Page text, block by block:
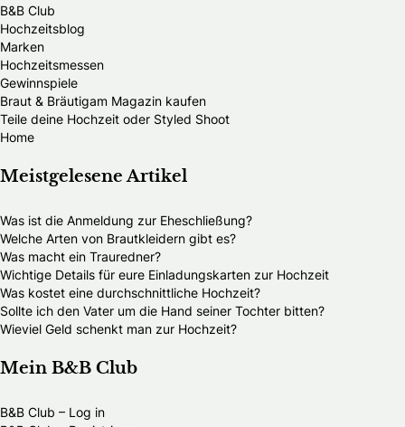
B&B Club
Hochzeitsblog
Marken
Hochzeitsmessen
Gewinnspiele
Braut & Bräutigam Magazin kaufen
Teile deine Hochzeit oder Styled Shoot
Home
Meistgelesene Artikel
Was ist die Anmeldung zur Eheschließung?
Welche Arten von Brautkleidern gibt es?
Was macht ein Trauredner?
Wichtige Details für eure Einladungskarten zur Hochzeit
Was kostet eine durchschnittliche Hochzeit?
Sollte ich den Vater um die Hand seiner Tochter bitten?
Wieviel Geld schenkt man zur Hochzeit?
Mein B&B Club
B&B Club – Log in